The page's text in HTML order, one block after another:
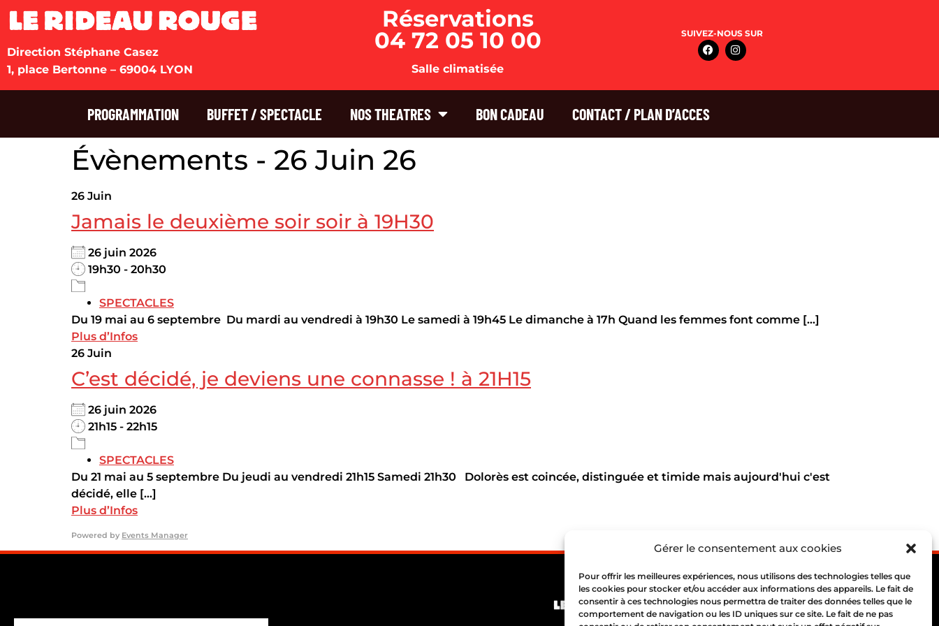
Gérer le consentement aux cookies
Pour offrir les meilleures expériences, nous utilisons des technologies telles que
les cookies pour stocker et/ou accéder aux informations des appareils. Le fait de
consentir à ces technologies nous permettra de traiter des données telles que le
comportement de navigation ou les ID uniques sur ce site. Le fait de ne pas
Direction Stéphane Casez
1, place Bertonne – 69004 LYON
Réservations
04 72 05 10 00
Salle climatisée
SUIVEZ-NOUS SUR
PROGRAMMATION BUFFET / SPECTACLE NOS THEATRES BON CADEAU CONTACT / PLAN D’ACCES
Évènements - 26 Juin 26
26 Juin
Jamais le deuxième soir soir à 19H30
26 juin 2026
19h30 - 20h30
SPECTACLES
Du 19 mai au 6 septembre Du mardi au vendredi à 19h30 Le samedi à 19h45 Le dimanche à 17h Quand les femmes font comme [...]
Plus d’Infos
26 Juin
C’est décidé, je deviens une connasse ! à 21H15
26 juin 2026
21h15 - 22h15
SPECTACLES
Du 21 mai au 5 septembre Du jeudi au vendredi 21h15 Samedi 21h30 Dolorès est coincée, distinguée et timide mais aujourd'hui c'est
décidé, elle [...]
Plus d’Infos
Powered by Events Manager